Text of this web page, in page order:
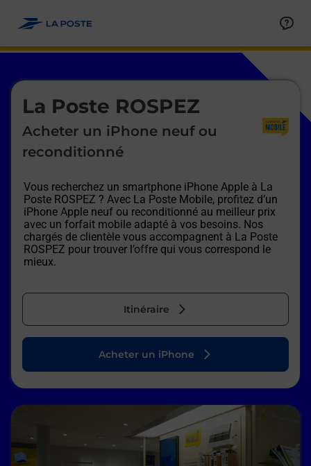
La Poste ROSPEZ
Acheter un iPhone neuf ou
reconditionné
Vous recherchez un smartphone iPhone Apple à La
Poste ROSPEZ ? Avec La Poste Mobile, profitez d’un
iPhone Apple neuf ou reconditionné au meilleur prix
avec un forfait mobile adapté à vos besoins. Nos
chargés de clientèle vous accompagnent à La Poste
ROSPEZ pour trouver l’offre qui vous correspond le
mieux.
Itinéraire
Le lien s'ouvre dans un nouvel onglet
Acheter un iPhone